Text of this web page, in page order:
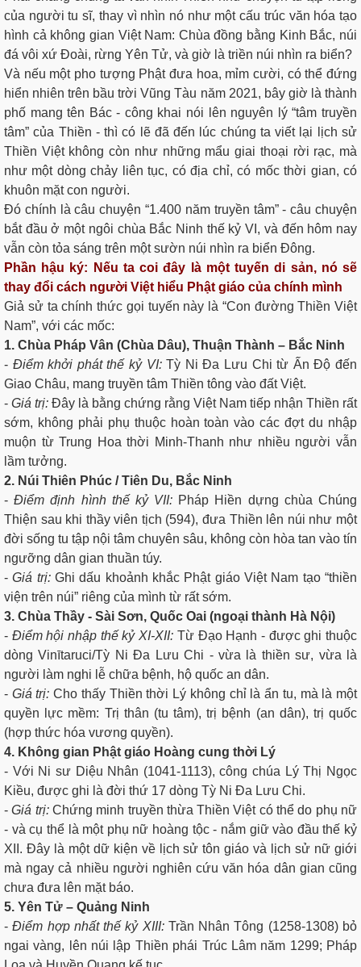
của người tu sĩ, thay vì nhìn nó như một cấu trúc văn hóa tạo
hình cả không gian Việt Nam: Chùa đồng bằng Kinh Bắc, núi
đá vôi xứ Đoài, rừng Yên Tử, và giờ là triền núi nhìn ra biển?
Và nếu một pho tượng Phật đưa hoa, mỉm cười, có thể đứng
hiển nhiên trên bầu trời Vũng Tàu năm 2021, bây giờ là thành
phố mang tên Bác - công khai nói lên nguyên lý “tâm truyền
tâm” của Thiền - thì có lẽ đã đến lúc chúng ta viết lại lịch sử
Thiền Việt không còn như những mẩu giai thoại rời rạc, mà
như một dòng chảy liên tục, có địa chỉ, có mốc thời gian, có
khuôn mặt con người.
Đó chính là câu chuyện “1.400 năm truyền tâm” - câu chuyện
bắt đầu ở một ngôi chùa Bắc Ninh thế kỷ VI, và đến hôm nay
vẫn còn tỏa sáng trên một sườn núi nhìn ra biển Đông.
Phần hậu ký: Nếu ta coi đây là một tuyến di sản, nó sẽ
thay đổi cách người Việt hiểu Phật giáo của chính mình
Giả sử ta chính thức gọi tuyến này là “Con đường Thiền Việt
Nam”, với các mốc:
1. Chùa Pháp Vân (Chùa Dâu), Thuận Thành – Bắc Ninh
- Điểm khởi phát thế kỷ VI:Tỳ Ni Đa Lưu Chi từ Ấn Độ đến
Giao Châu, mang truyền tâm Thiền tông vào đất Việt.
- Giá trị: Đây là bằng chứng rằng Việt Nam tiếp nhận Thiền rất
sớm, không phải phụ thuộc hoàn toàn vào các đợt du nhập
muộn từ Trung Hoa thời Minh-Thanh như nhiều người vẫn
lầm tưởng.
2. Núi Thiên Phúc / Tiên Du, Bắc Ninh
-Điểm định hình thế kỷ VII: Pháp Hiền dựng chùa Chúng
Thiện sau khi thầy viên tịch (594), đưa Thiền lên núi như một
đời sống tu tập nội tâm chuyên sâu, không còn hòa tan vào tín
ngưỡng dân gian thuần túy.
-Giá trị:Ghi dấu khoảnh khắc Phật giáo Việt Nam tạo “thiền
viện trên núi” riêng của mình từ rất sớm.
3. Chùa Thầy - Sài Sơn, Quốc Oai (ngoại thành Hà Nội)
- Điểm hội nhập thế kỷ XI-XII: Từ Đạo Hạnh - được ghi thuộc
dòng Vinītaruci/Tỳ Ni Đa Lưu Chi - vừa là thiền sư, vừa là
người làm nghi lễ chữa bệnh, hộ quốc an dân.
- Giá trị:Cho thấy Thiền thời Lý không chỉ là ẩn tu, mà là một
quyền lực mềm: Trị thân (tu tâm), trị bệnh (an dân), trị quốc
(hợp thức hóa vương quyền).
4. Không gian Phật giáo Hoàng cung thời Lý
- Với Ni sư Diệu Nhân (1041-1113), công chúa Lý Thị Ngọc
Kiều, được ghi là đời thứ 17 dòng Tỳ Ni Đa Lưu Chi.
-Giá trị: Chứng minh truyền thừa Thiền Việt có thể do phụ nữ
- và cụ thể là một phụ nữ hoàng tộc - nắm giữ vào đầu thế kỷ
XII. Đây là một dữ kiện về lịch sử tôn giáo và lịch sử nữ giới
mà ngay cả nhiều người nghiên cứu văn hóa dân gian cũng
chưa đưa lên mặt báo.
5. Yên Tử – Quảng Ninh
-Điểm hợp nhất thế kỷ XIII: Trần Nhân Tông (1258-1308) bỏ
ngai vàng, lên núi lập Thiền phái Trúc Lâm năm 1299; Pháp